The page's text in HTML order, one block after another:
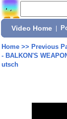
Video Home
Home>> Previous
- BALKON'S
utsch